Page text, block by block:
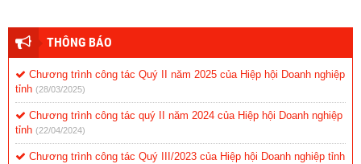
THÔNG BÁO
Chương trình công tác Quý II năm 2025 của Hiệp hội Doanh nghiệp
tỉnh (28/03/2025)
Chương trình công tác quý II năm 2024 của Hiệp hội Doanh nghiệp
tỉnh (22/04/2024)
Chương trình công tác Quý III/2023 của Hiệp hội Doanh nghiệp tỉnh